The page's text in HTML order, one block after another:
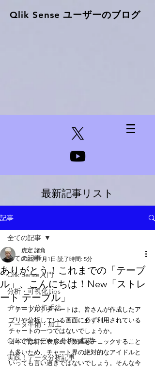
Qlik Sense ​ユーザーのブログ
最新記事リスト
記事
全ての記事
Qlik Sense入門
分析・可視化Tips
チャート分析手法
データ準備・加工
Qlikで学ぶデータ分析の基礎
実践！データ分析記事
全ての記事
ありがとう！これまでの「テーブ
ル」、こんにちは！New「ストレ
ート テーブル」
虎定 諸角
2025年7月1日 読了時間: 5分
「テーブル」チャートは、皆さんが作成したア
プリや分析している画面に必ず利用されている
チャートの一つではないでしょうか。
日本では特に表形式で数値をチェックすること
も多いため、チャート界の絶対的なアイドルと
いっても言い過ぎではないでしょう。そんな今